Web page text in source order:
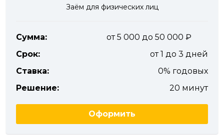
Заём для физических лиц
Сумма:
от 5 000 до 50 000
Срок:
от 1 до 3 дней
Ставка:
0% годовых
Решение:
20 минут
Оформить